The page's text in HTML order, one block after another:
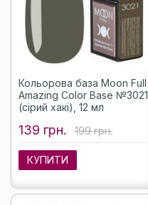
Кольорова база Moon Full
Amazing Color Base №3021
(сірий хакі), 12 мл
139 грн. 199 грн.
КУПИТИ